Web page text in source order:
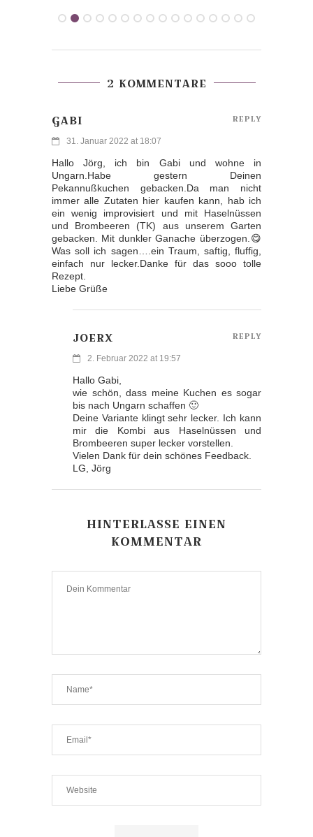
2 KOMMENTARE
GABI
31. Januar 2022 at 18:07
Hallo Jörg, ich bin Gabi und wohne in
Ungarn.Habe gestern Deinen
Pekannußkuchen gebacken.Da man nicht
immer alle Zutaten hier kaufen kann, hab ich
ein wenig improvisiert und mit Haselnüssen
und Brombeeren (TK) aus unserem Garten
gebacken. Mit dunkler Ganache überzogen.😋
Was soll ich sagen….ein Traum, saftig, fluffig,
einfach nur lecker.Danke für das sooo tolle
Rezept.
Liebe Grüße
REPLY
JOERX
2. Februar 2022 at 19:57
Hallo Gabi,
wie schön, dass meine Kuchen es sogar
bis nach Ungarn schaffen 🙂
Deine Variante klingt sehr lecker. Ich kann
mir die Kombi aus Haselnüssen und
Brombeeren super lecker vorstellen.
Vielen Dank für dein schönes Feedback.
LG, Jörg
REPLY
HINTERLASSE EINEN
KOMMENTAR